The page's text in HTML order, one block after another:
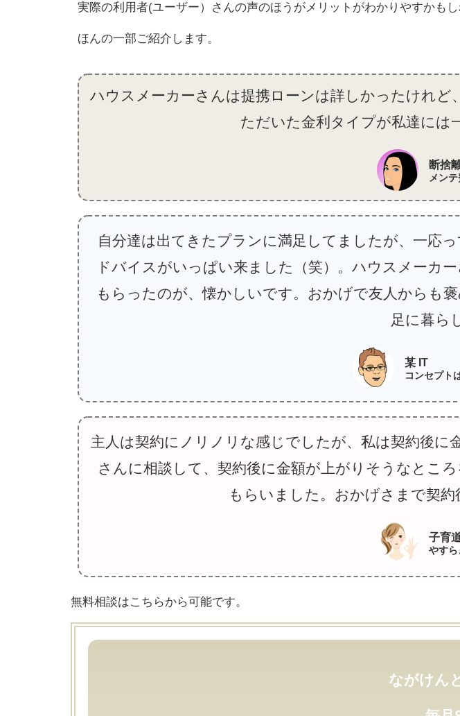
実際の利用者(ユーザー）さんの声のほうがメリットがわかりやすかもし
ほんの一部ご紹介します。
ハウスメーカーさんは提携ローンは詳しかったけれ
ただいた金利タイプが私達には
断捨
メン
自分達は出てきたプランに満足してましたが、一応
ドバイスがいっぱい来ました（笑）。ハウスメーカ
もらったのが、懐かしいです。おかげで友人からも
足に暮ら
某 IT
コンセプト
主人は契約にノリノリな感じでしたが、私は契約後
さんに相談して、契約後に金額が上がりそうなとこ
もらいました。おかげさまで契
子育
やすら
無料相談はこちらから可能です。
ながけん